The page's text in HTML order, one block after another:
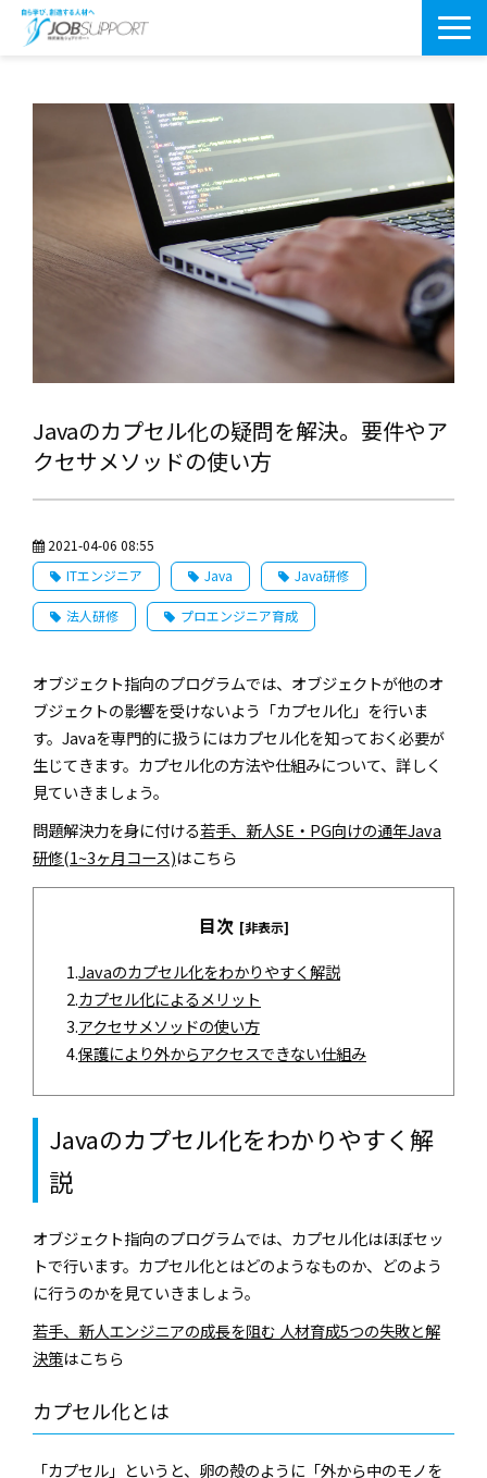
よくあるご質問
導入事例
お役立ちブログ
会社案内・アクセス
Javaのカプセル化の疑問を解決。要件やア
クセサメソッドの使い方
2021-04-06 08:55
ITエンジニア
Java Java研修
法人研修 プロエンジニア育成
オブジェクト指向のプログラムでは、オブジェクトが他のオ
ブジェクトの影響を受けないよう「カプセル化」を行いま
す。Javaを専門的に扱うにはカプセル化を知っておく必要が
生じてきます。カプセル化の方法や仕組みについて、詳しく
見ていきましょう。
問題解決力を身に付ける若手、新人SE・PG向けの通年Java
研修(1~3ヶ月コース)はこちら
目次 [非表示]
1.Javaのカプセル化をわかりやすく解説
2.カプセル化によるメリット
3.アクセサメソッドの使い方
4.保護により外からアクセスできない仕組み
Javaのカプセル化をわかりやすく解
説
オブジェクト指向のプログラムでは、カプセル化はほぼセッ
トで行います。カプセル化とはどのようなものか、どのよう
に行うのかを見ていきましょう。
若手、新人エンジニアの成長を阻む 人材育成5つの失敗と解
決策はこちら
カプセル化とは
「カプセル」というと、卵の殻のように「外から中のモノを